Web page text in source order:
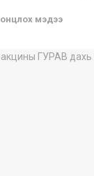
онцлох мэдээ